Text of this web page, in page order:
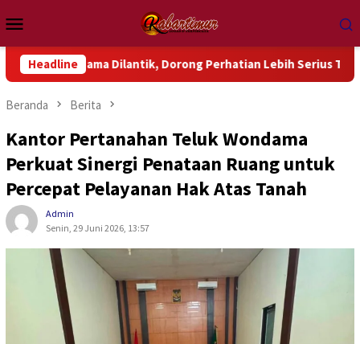
ke
kontenMobile
Headline
Dilantik, Dorong Perhatian Lebih Serius Terhadap Isu
Beranda Berita
Kantor Pertanahan Teluk Wondama
Perkuat Sinergi Penataan Ruang untuk
Percepat Pelayanan Hak Atas Tanah
Admin
Senin, 29 Juni 2026, 13:57